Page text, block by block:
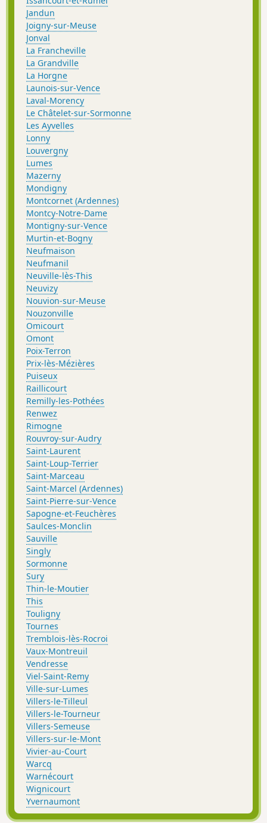
Jandun
Joigny-sur-Meuse
Jonval
La Francheville
La Grandville
La Horgne
Launois-sur-Vence
Laval-Morency
Le Châtelet-sur-Sormonne
Les Ayvelles
Lonny
Louvergny
Lumes
Mazerny
Mondigny
Montcornet (Ardennes)
Montcy-Notre-Dame
Montigny-sur-Vence
Murtin-et-Bogny
Neufmaison
Neufmanil
Neuville-lès-This
Neuvizy
Nouvion-sur-Meuse
Nouzonville
Omicourt
Omont
Poix-Terron
Prix-lès-Mézières
Puiseux
Raillicourt
Remilly-les-Pothées
Renwez
Rimogne
Rouvroy-sur-Audry
Saint-Laurent
Saint-Loup-Terrier
Saint-Marceau
Saint-Marcel (Ardennes)
Saint-Pierre-sur-Vence
Sapogne-et-Feuchères
Saulces-Monclin
Sauville
Singly
Sormonne
Sury
Thin-le-Moutier
This
Touligny
Tournes
Tremblois-lès-Rocroi
Vaux-Montreuil
Vendresse
Viel-Saint-Remy
Ville-sur-Lumes
Villers-le-Tilleul
Villers-le-Tourneur
Villers-Semeuse
Villers-sur-le-Mont
Vivier-au-Court
Warcq
Warnécourt
Wignicourt
Yvernaumont